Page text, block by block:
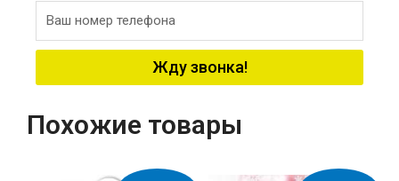
Жду звонка!
Похожие товары